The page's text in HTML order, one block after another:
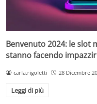
Benvenuto 2024: le slot
stanno facendo
carla.rigoletti 28 Dicembre
Leggi di più